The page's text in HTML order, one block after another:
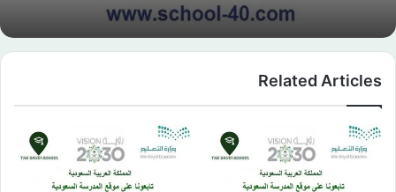
Related Articles